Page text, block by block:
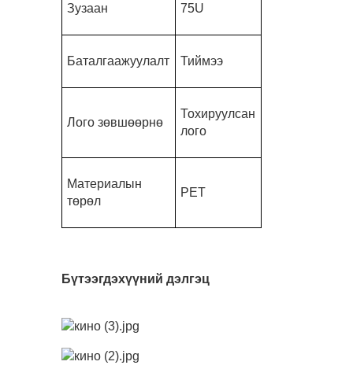
Зузаан 75U
Баталгаажуулалт Тиймээ
Лого зөвшөөрнө
Тохируулсан
лого
Материалын
төрөл
PET
Бүтээгдэхүүний дэлгэц